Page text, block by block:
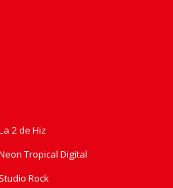
2 de Hiz
Tropical Digital
Rock